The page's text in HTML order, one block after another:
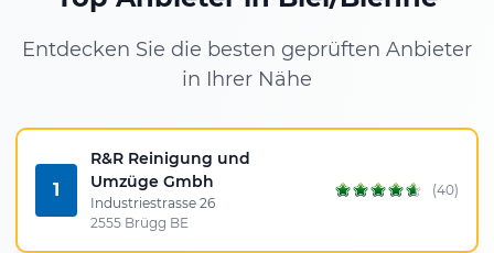
Entdecken Sie die besten geprüften Anbieter
in Ihrer Nähe
1
R&R Reinigung und
Umzüge Gmbh
Industriestrasse 26
2555 Brügg BE
(40)